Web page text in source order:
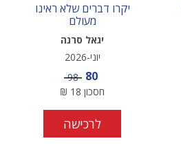
יקרו דברים שלא ראינו
מעולם
יגאל סרנה
יוני-2026
מחיר מבצע
80 מחיר
98
חסכון 18
₪
לרכישה